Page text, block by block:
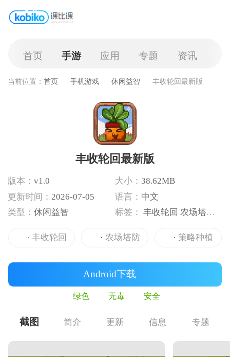
首页 手游 应用 专题 资讯
当前位置： 首页 手机游戏 休闲益智 丰收轮回最新版
丰收轮回最新版
版本： v1.0 大小： 38.62MB
更新时间： 2026-07-05 语言： 中文
类型： 休闲益智 标签： 丰收轮回 农场塔防
丰收轮回 农场塔防 策略种植
Android下载
绿色 无毒 安全
截图 简介 更新 信息 专题